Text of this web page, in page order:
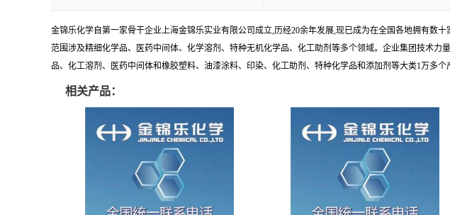
金锦乐化学自第一家骨干企业上海金锦乐实业有限公司成立,历经20余年发展,现已成为在全国各地拥有数
范围涉及精细化学品、医药中间体、化学溶剂、特种无机化学品、化工助剂等多个领域。企业集团技术
品、化工溶剂、医药中间体和橡胶塑料、油漆涂料、印染、化工助剂、特种化学品和添加剂等大类1万多
相关产品：